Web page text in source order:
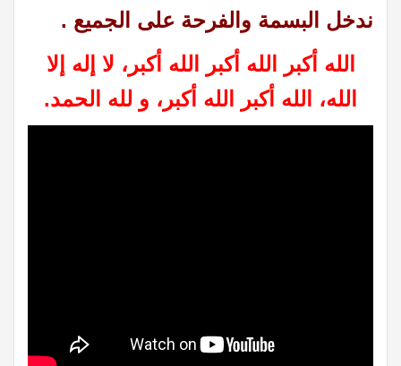
ندخل البسمة والفرحة على الجميع .
الله أكبر الله أكبر الله أكبر، لا إله إلا
الله، الله أكبر الله أكبر، و لله الحمد.